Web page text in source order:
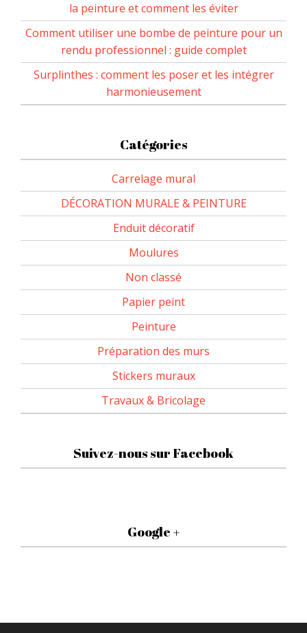
la peinture et comment les éviter
Comment utiliser une bombe de peinture pour un
rendu professionnel : guide complet
Surplinthes : comment les poser et les intégrer
harmonieusement
Catégories
Carrelage mural
DÉCORATION MURALE & PEINTURE
Enduit décoratif
Moulures
Non classé
Papier peint
Peinture
Préparation des murs
Stickers muraux
Travaux & Bricolage
Suivez-nous sur Facebook
Google +